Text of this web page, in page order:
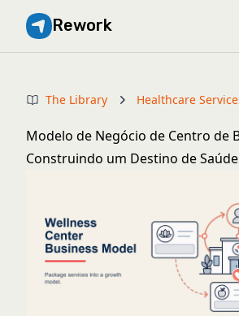
Rework
The Library Healthcare
Modelo de Negócio de Centro de
Construindo um Destino de